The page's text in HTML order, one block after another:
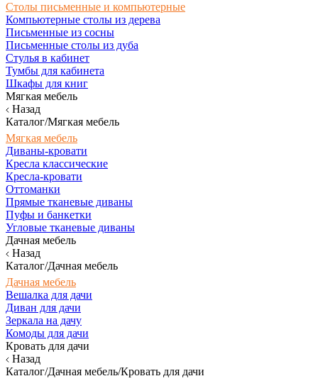
Столы письменные и компьютерные
Компьютерные столы из дерева
Письменные из сосны
Письменные столы из дуба
Стулья в кабинет
Тумбы для кабинета
Шкафы для книг
Мягкая мебель
Назад
Каталог/Мягкая мебель
Мягкая мебель
Диваны-кровати
Кресла классические
Кресла-кровати
Оттоманки
Прямые тканевые диваны
Пуфы и банкетки
Угловые тканевые диваны
Дачная мебель
Назад
Каталог/Дачная мебель
Дачная мебель
Вешалка для дачи
Диван для дачи
Зеркала на дачу
Комоды для дачи
Кровать для дачи
Назад
Каталог/Дачная мебель/Кровать для дачи